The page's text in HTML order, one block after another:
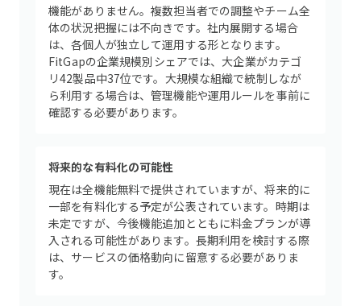
機能がありません。複数担当者での調整やチーム全
体の状況把握には不向きです。社内展開する場合
は、各個人が独立して運用する形となります。
FitGapの企業規模別シェアでは、大企業がカテゴ
リ42製品中37位です。大規模な組織で統制しなが
ら利用する場合は、管理機能や運用ルールを事前に
確認する必要があります。
将来的な有料化の可能性
現在は全機能無料で提供されていますが、将来的に
一部を有料化する予定が公表されています。時期は
未定ですが、今後機能追加とともに料金プランが導
入される可能性があります。長期利用を検討する際
は、サービスの価格動向に留意する必要がありま
す。